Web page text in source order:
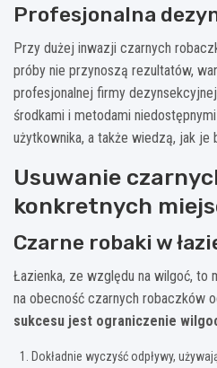
Profesjonalna
Przy dużej inwazji czarnych
próby nie przynoszą rezultatów,
profesjonalnej firmy
środkami i metodami
użytkownika, a także wiedzą, jak je
Usuwanie
konkretnych
Czarne robaki w
Łazienka, ze względu na wilgoć, to
na obecność czarnych robaczków
sukcesu jest ograniczenie
Dokładnie wyczyść odpływy,